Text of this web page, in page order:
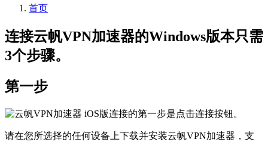
首页
连接云帆VPN加速器的Windows版本只需
3个步骤。
第一步
请在您所选择的任何设备上下载并安装云帆VPN加速器，支